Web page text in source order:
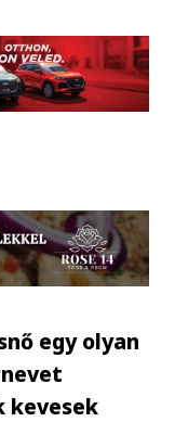
egy olyan
kevesek